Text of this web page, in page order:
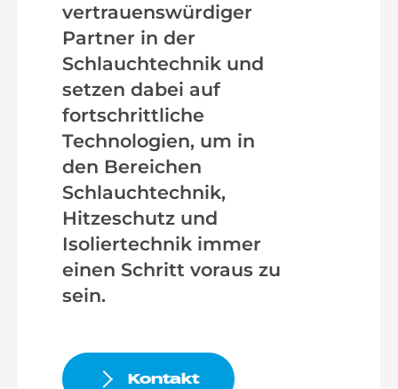
vertrauenswürdiger
Partner in der
Schlauchtechnik und
setzen dabei auf
fortschrittliche
Technologien, um in
den Bereichen
Schlauchtechnik,
Hitzeschutz und
Isoliertechnik immer
einen Schritt voraus zu
sein.
Kontakt